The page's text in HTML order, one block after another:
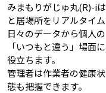
みまもりがじゅ丸(R)-i
と居場所をリアルタイ
日々のデータから個人
「いつもと違う」場面
役立ちます。
管理者は作業者の健康
態も把握できます。